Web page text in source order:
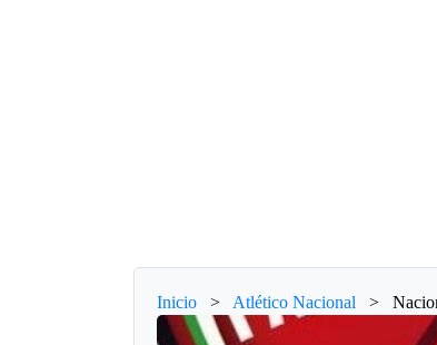
Inicio > Atlético Nacional >